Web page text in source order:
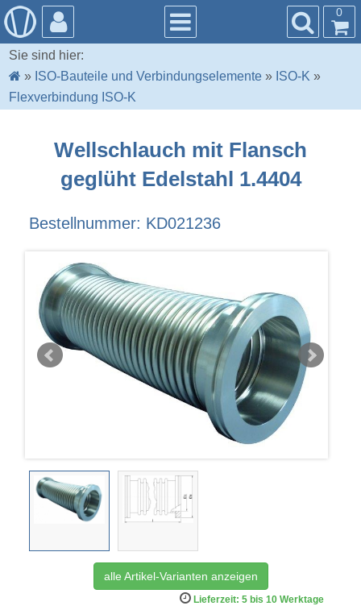
0
Sie sind hier:
» ISO-Bauteile und Verbindungselemente » ISO-K »
Flexverbindung ISO-K
Wellschlauch mit Flansch
geglüht Edelstahl 1.4404
Bestellnummer: KD021236
alle Artikel-Varianten anzeigen
Lieferzeit: 5 bis 10 Werktage